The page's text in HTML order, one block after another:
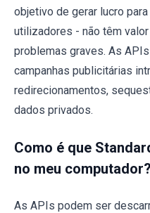
objetivo de gerar lucro
utilizadores - não têm
problemas graves. As
campanhas publicitárias
redirecionamentos,
dados privados.
Como é que
no meu computador?
As APIs podem ser